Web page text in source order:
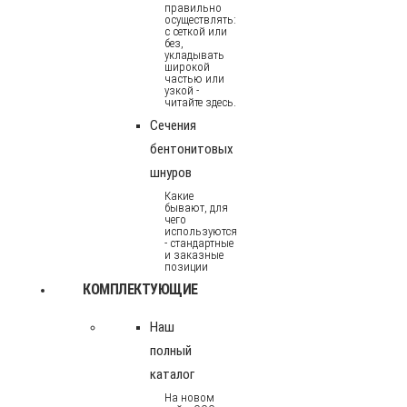
правильно
осуществлять:
с сеткой или
без,
укладывать
широкой
частью или
узкой -
читайте здесь.
Сечения
бентонитовых
шнуров
Какие
бывают, для
чего
используются
- стандартные
и заказные
позиции
КОМПЛЕКТУЮЩИЕ
Наш
полный
каталог
На новом